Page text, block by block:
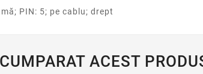
PIN: 5; pe cablu; drept
ACEST